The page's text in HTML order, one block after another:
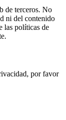
de terceros. No
ni del contenido
las políticas de
por favor